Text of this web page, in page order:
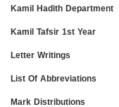
Kamil Hadith Department
Kamil Tafsir 1st Year
Letter Writings
List Of Abbreviations
Mark Distributions